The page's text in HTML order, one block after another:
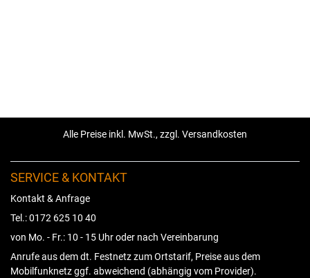
Alle Preise inkl. MwSt., zzgl. Versandkosten
SERVICE & KONTAKT
Kontakt & Anfrage
Tel.: 0172 625 10 40
von Mo. - Fr.: 10 - 15 Uhr oder nach Vereinbarung
Anrufe aus dem dt. Festnetz zum Ortstarif, Preise aus dem
Mobilfunknetz ggf. abweichend (abhängig vom Provider).